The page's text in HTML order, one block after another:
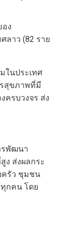
ง
ลาว (82 ราย
ในประเทศ
รสุขภาพที่มี
ครบวงจร ส่ง
รพัฒนา
ง ส่งผลกระ
ครัว ชุมชน
กคน โดย